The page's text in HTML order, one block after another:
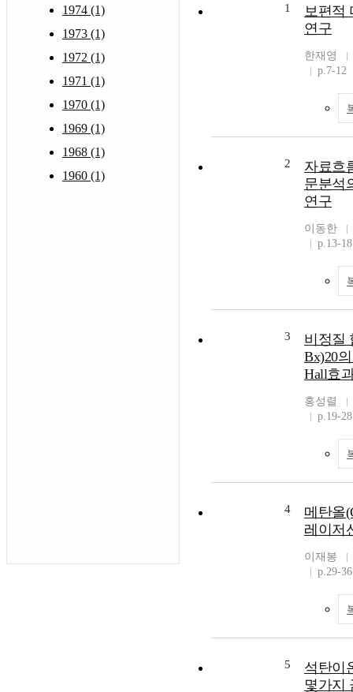
1974 (1)
1973 (1)
1972 (1)
1971 (1)
1970 (1)
1969 (1)
1968 (1)
1960 (1)
1
보편적
연구
한재영
p.7-12
2
자료흐
문분석
연구
이동한
p.13-18
3
비정질
Bx)20
Hall효
홍성렬
p.19-28
4
메탄올
레이저
이재봉
p.29-36
5
석탄이
몇가지